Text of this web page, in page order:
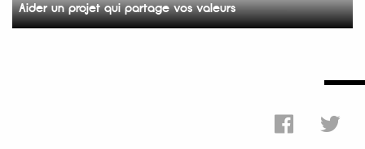
Aider un projet qui partage vos valeurs